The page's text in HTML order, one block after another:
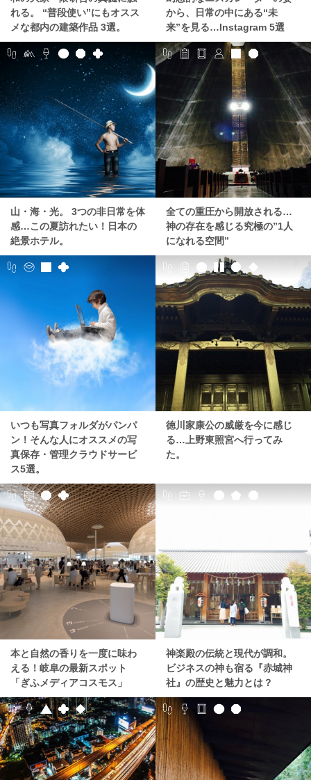
れる。 “普段使い”にもオスス
メな都内の建築作品 3選。
から、日常の中にある“未
来”を見る…Instagram 5選
山・海・光。 3つの非日常を体
感…この夏訪れたい！日本の
絶景ホテル。
全ての重圧から開放される…
神の存在を感じる究極の”1人
になれる空間”
いつも写真フォルダがパンパ
ン！そんな人にオススメの写
真保存・管理クラウドサービ
ス5選。
徳川家康公の威厳を今に感じ
る…上野東照宮へ行ってみ
た。
本と自然の香りを一度に味わ
える！岐阜の最新スポット
「ぎふメディアコスモス」
神楽殿の伝統と現代が調和。
ビジネスの神も宿る『赤城神
社』の歴史と魅力とは？